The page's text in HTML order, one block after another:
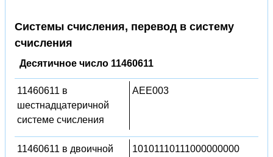
Системы счисления, перевод в систему
счисления
Десятичное число 11460611
11460611 в
шестнадцатеричной
системе счисления
AEE003
11460611 в двоичной
10101110111000000000